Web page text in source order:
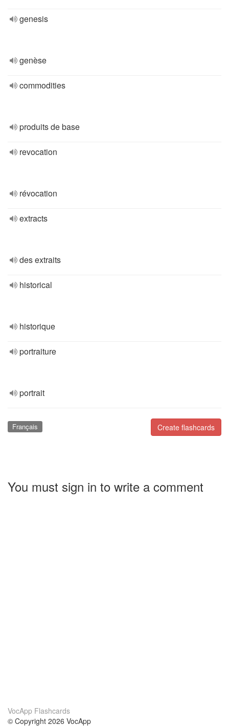
genesis
genèse
commodities
produits de base
revocation
révocation
extracts
des extraits
historical
historique
portraiture
portrait
Create flashcards
Français
You must sign in to write a comment
VocApp Flashcards
© Copyright 2026 VocApp